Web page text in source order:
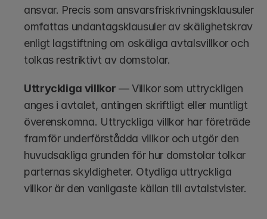
ansvar. Precis som ansvarsfriskrivningsklausuler
omfattas undantagsklausuler av skälighetskrav
enligt lagstiftning om oskäliga avtalsvillkor och
tolkas restriktivt av domstolar.
Uttryckliga villkor — Villkor som uttryckligen
anges i avtalet, antingen skriftligt eller muntligt
överenskomna. Uttryckliga villkor har företräde
framför underförstådda villkor och utgör den
huvudsakliga grunden för hur domstolar tolkar
parternas skyldigheter. Otydliga uttryckliga
villkor är den vanligaste källan till avtalstvister.